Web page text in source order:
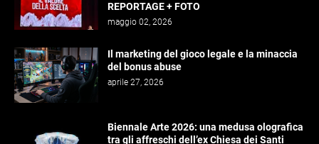
REPORTAGE + FOTO
maggio 02, 2026
Il marketing del gioco legale e la minaccia
del bonus abuse
aprile 27, 2026
Biennale Arte 2026: una medusa olografica
tra gli affreschi dell’ex Chiesa dei Santi